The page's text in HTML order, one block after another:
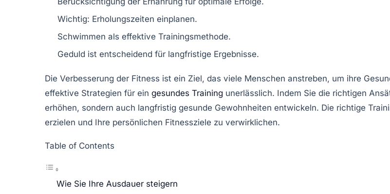
Wichtig: Erholungszeiten einplanen.
Schwimmen als effektive Trainingsmethode.
Geduld ist entscheidend für langfristige Ergebnisse.
Die Verbesserung der Fitness ist ein Ziel, das viele Menschen anstreben, um ihre
effektive Strategien für ein gesundes Training unerlässlich. Indem Sie die richtigen
erhöhen, sondern auch langfristig gesunde Gewohnheiten entwickeln. Die richtige
erzielen und Ihre persönlichen Fitnessziele zu verwirklichen.
Table of Contents
Wie Sie Ihre Ausdauer steigern